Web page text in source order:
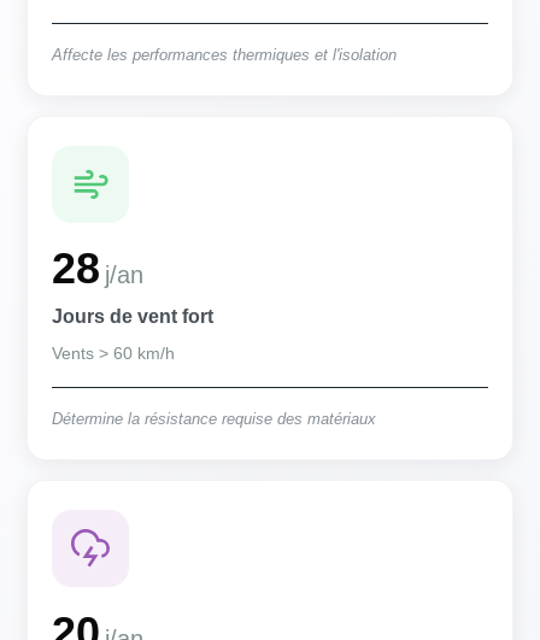
Affecte les performances thermiques et l'isolation
28 j/an
Jours de vent fort
Vents > 60 km/h
Détermine la résistance requise des matériaux